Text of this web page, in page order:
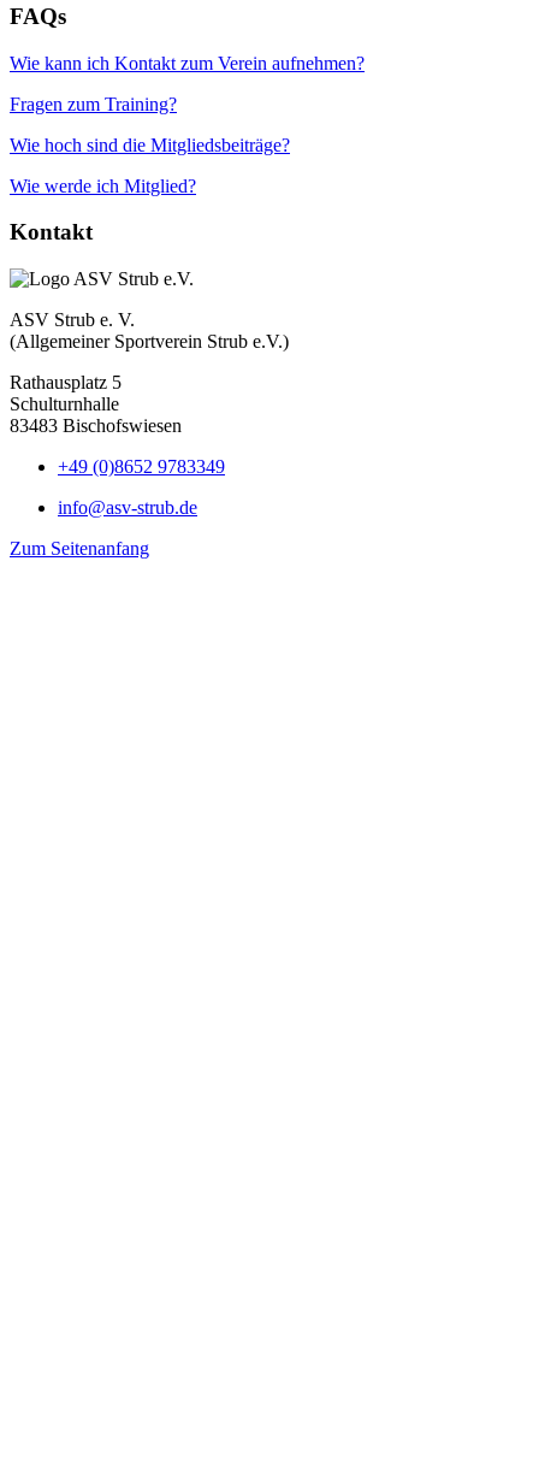
FAQs
Wie kann ich Kontakt zum Verein aufnehmen?
Fragen zum Training?
Wie hoch sind die Mitgliedsbeiträge?
Wie werde ich Mitglied?
Kontakt
ASV Strub e. V.
(Allgemeiner Sportverein Strub e.V.)
Rathausplatz 5
Schulturnhalle
83483 Bischofswiesen
+49 (0)8652 9783349
info@asv-strub.de
Zum Seitenanfang